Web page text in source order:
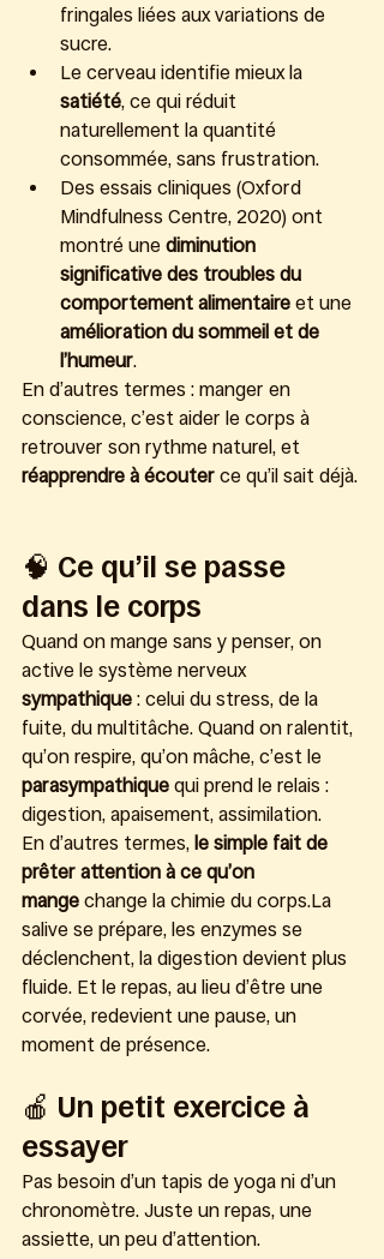
fringales liées aux variations de
sucre.
Le cerveau identifie mieux la
satiété, ce qui réduit
naturellement la quantité
consommée, sans frustration.
Des essais cliniques (Oxford
Mindfulness Centre, 2020) ont
montré une diminution
significative des troubles du
comportement alimentaire et une
amélioration du sommeil et de
l’humeur.
En d’autres termes : manger en
conscience, c’est aider le corps à
retrouver son rythme naturel, et
réapprendre à écouter ce qu’il sait déjà.
🧠 Ce qu’il se passe
dans le corps
Quand on mange sans y penser, on
active le système nerveux
sympathique : celui du stress, de la
fuite, du multitâche. Quand on ralentit,
qu’on respire, qu’on mâche, c’est le
parasympathique qui prend le relais :
digestion, apaisement, assimilation.
En d’autres termes, le simple fait de
prêter attention à ce qu’on
mange change la chimie du corps.La
salive se prépare, les enzymes se
déclenchent, la digestion devient plus
fluide. Et le repas, au lieu d’être une
corvée, redevient une pause, un
moment de présence.
🍎 Un petit exercice à
essayer
Pas besoin d’un tapis de yoga ni d’un
chronomètre. Juste un repas, une
assiette, un peu d’attention.